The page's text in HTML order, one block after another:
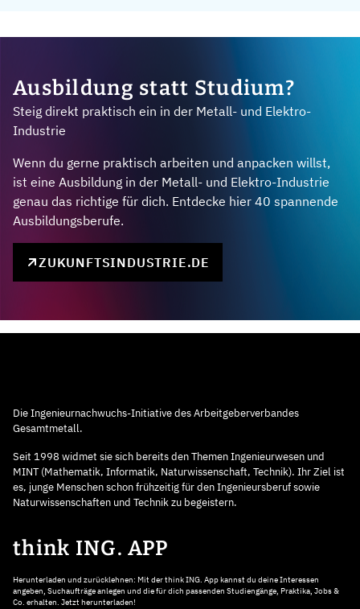
Ausbildung statt Studium?
Steig direkt praktisch ein in der Metall- und Elektro-
Industrie
Wenn du gerne praktisch arbeiten und anpacken willst,
ist eine Ausbildung in der Metall- und Elektro-Industrie
genau das richtige für dich. Entdecke hier 40 spannende
Ausbildungsberufe.
ZUKUNFTSINDUSTRIE.DE
Die Ingenieurnachwuchs-Initiative des Arbeitgeberverbandes
Gesamtmetall.
Seit 1998 widmet sie sich bereits den Themen Ingenieurwesen und
MINT (Mathematik, Informatik, Naturwissenschaft, Technik). Ihr Ziel ist
es, junge Menschen schon frühzeitig für den Ingenieursberuf sowie
Naturwissenschaften und Technik zu begeistern.
think ING. APP
Herunterladen und zurücklehnen: Mit der think ING. App kannst du deine Interessen
angeben, Suchaufträge anlegen und die für dich passenden Studiengänge, Praktika, Jobs &
Co. erhalten. Jetzt herunterladen!